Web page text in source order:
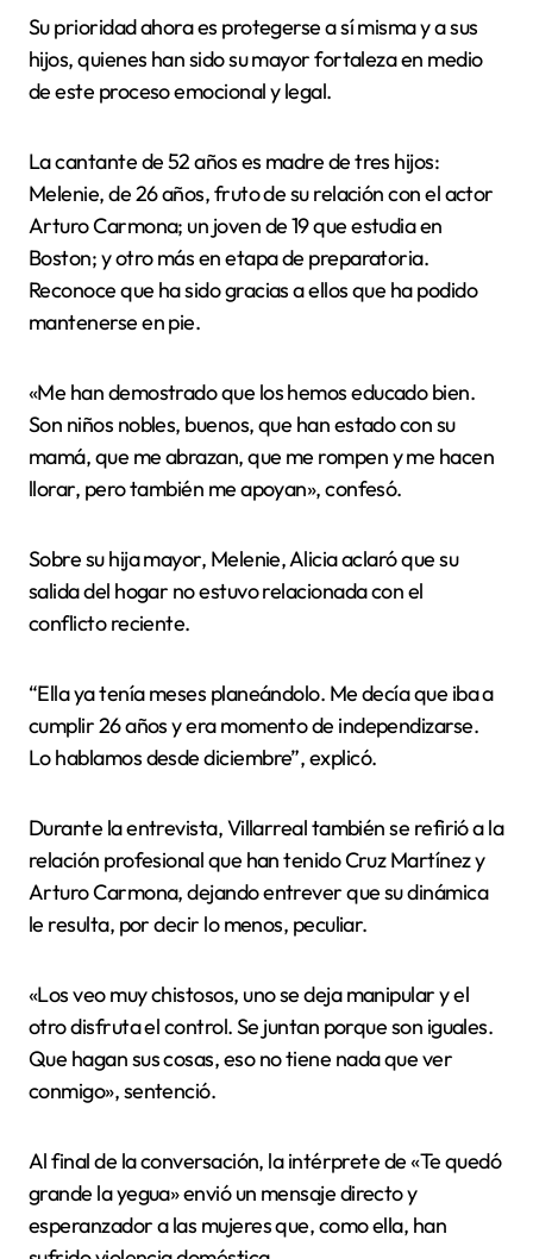
Su prioridad ahora es protegerse a sí misma y a sus
hijos, quienes han sido su mayor fortaleza en medio
de este proceso emocional y legal.
La cantante de 52 años es madre de tres hijos:
Melenie, de 26 años, fruto de su relación con el actor
Arturo Carmona; un joven de 19 que estudia en
Boston; y otro más en etapa de preparatoria.
Reconoce que ha sido gracias a ellos que ha podido
mantenerse en pie.
«Me han demostrado que los hemos educado bien.
Son niños nobles, buenos, que han estado con su
mamá, que me abrazan, que me rompen y me hacen
llorar, pero también me apoyan», confesó.
Sobre su hija mayor, Melenie, Alicia aclaró que su
salida del hogar no estuvo relacionada con el
conflicto reciente.
“Ella ya tenía meses planeándolo. Me decía que iba a
cumplir 26 años y era momento de independizarse.
Lo hablamos desde diciembre”, explicó.
Durante la entrevista, Villarreal también se refirió a la
relación profesional que han tenido Cruz Martínez y
Arturo Carmona, dejando entrever que su dinámica
le resulta, por decir lo menos, peculiar.
«Los veo muy chistosos, uno se deja manipular y el
otro disfruta el control. Se juntan porque son iguales.
Que hagan sus cosas, eso no tiene nada que ver
conmigo», sentenció.
Al final de la conversación, la intérprete de «Te quedó
grande la yegua» envió un mensaje directo y
esperanzador a las mujeres que, como ella, han